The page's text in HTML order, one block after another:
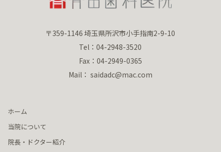
〒359-1146 埼玉県所沢市小手指南2-9-10
Tel：04-2948-3520
Fax：04-2949-0365
Mail： saidadc@mac.com
ホーム
当院について
院長・ドクター紹介